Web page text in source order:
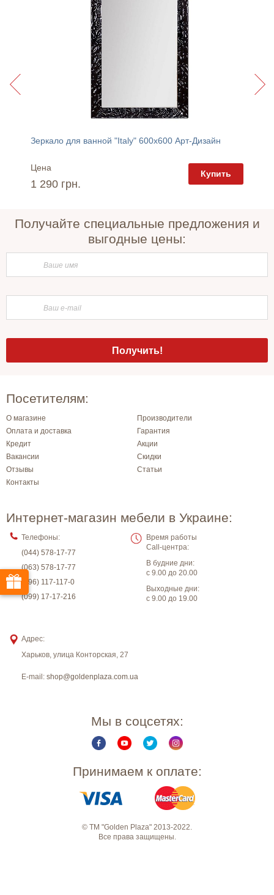
Зеркало для ванной "Italy" 600х600 Арт-Дизайн
Цена
1 290 грн.
Купить
Получайте специальные предложения и
выгодные цены:
Посетителям:
О магазине
Производители
Оплата и доставка
Гарантия
Кредит
Акции
Вакансии
Скидки
Отзывы
Статьи
Контакты
Интернет-магазин мебели в Украине:
Телефоны:
(044) 578-17-77
(063) 578-17-77
(096) 117-117-0
(099) 17-17-216
Время работы
Call-центра:
В будние дни:
с 9.00 до 20.00
Выходные дни:
с 9.00 до 19.00
Адрес:
Харьков, улица Конторская, 27
E-mail: shop@goldenplaza.com.ua
Мы в соцсетях:
Принимаем к оплате:
© ТМ "Golden Plaza" 2013-2022.
Все права защищены.